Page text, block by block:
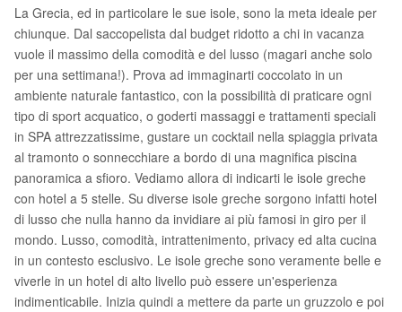
La Grecia, ed in particolare le sue isole, sono la meta ideale per
chiunque. Dal saccopelista dal budget ridotto a chi in vacanza
vuole il massimo della comodità e del lusso (magari anche solo
per una settimana!). Prova ad immaginarti coccolato in un
ambiente naturale fantastico, con la possibilità di praticare ogni
tipo di sport acquatico, o goderti massaggi e trattamenti speciali
in SPA attrezzatissime, gustare un cocktail nella spiaggia privata
al tramonto o sonnecchiare a bordo di una magnifica piscina
panoramica a sfioro. Vediamo allora di indicarti le isole greche
con hotel a 5 stelle. Su diverse isole greche sorgono infatti hotel
di lusso che nulla hanno da invidiare ai più famosi in giro per il
mondo. Lusso, comodità, intrattenimento, privacy ed alta cucina
in un contesto esclusivo. Le isole greche sono veramente belle e
viverle in un hotel di alto livello può essere un'esperienza
indimenticabile. Inizia quindi a mettere da parte un gruzzolo e poi